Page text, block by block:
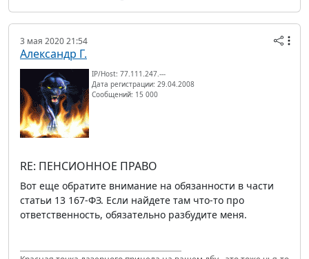
3 мая 2020 21:54
Александр Г.
IP/Host: 77.111.247.---
Дата регистрации: 29.04.2008
Сообщений: 15 000
RE: ПЕНСИОННОЕ ПРАВО
Вот еще обратите внимание на обязанности в части
статьи 13 167-ФЗ. Если найдете там что-то про
ответственность, обязательно разбудите меня.